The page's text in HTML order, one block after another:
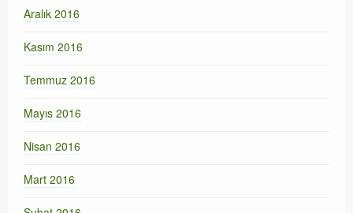
Aralık 2016
Kasım 2016
Temmuz 2016
Mayıs 2016
Nisan 2016
Mart 2016